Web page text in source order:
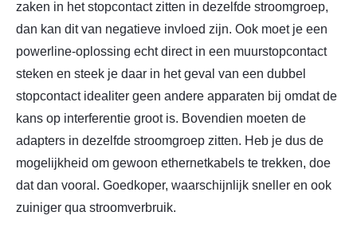
zaken in het stopcontact zitten in dezelfde stroomgroep,
dan kan dit van negatieve invloed zijn. Ook moet je een
powerline-oplossing echt direct in een muurstopcontact
steken en steek je daar in het geval van een dubbel
stopcontact idealiter geen andere apparaten bij omdat de
kans op interferentie groot is. Bovendien moeten de
adapters in dezelfde stroomgroep zitten. Heb je dus de
mogelijkheid om gewoon ethernetkabels te trekken, doe
dat dan vooral. Goedkoper, waarschijnlijk sneller en ook
zuiniger qua stroomverbruik.